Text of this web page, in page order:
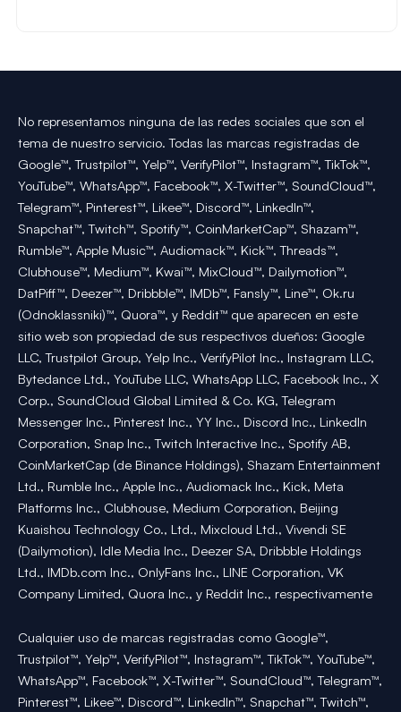
No representamos ninguna de las redes sociales que son el
tema de nuestro servicio. Todas las marcas registradas de
Google™, Trustpilot™, Yelp™, VerifyPilot™, Instagram™, TikTok™,
YouTube™, WhatsApp™, Facebook™, X-Twitter™, SoundCloud™,
Telegram™, Pinterest™, Likee™, Discord™, LinkedIn™,
Snapchat™, Twitch™, Spotify™, CoinMarketCap™, Shazam™,
Rumble™, Apple Music™, Audiomack™, Kick™, Threads™,
Clubhouse™, Medium™, Kwai™, MixCloud™, Dailymotion™,
DatPiff™, Deezer™, Dribbble™, IMDb™, Fansly™, Line™, Ok.ru
(Odnoklassniki)™, Quora™, y Reddit™ que aparecen en este
sitio web son propiedad de sus respectivos dueños: Google
LLC, Trustpilot Group, Yelp Inc., VerifyPilot Inc., Instagram LLC,
Bytedance Ltd., YouTube LLC, WhatsApp LLC, Facebook Inc., X
Corp., SoundCloud Global Limited & Co. KG, Telegram
Messenger Inc., Pinterest Inc., YY Inc., Discord Inc., LinkedIn
Corporation, Snap Inc., Twitch Interactive Inc., Spotify AB,
CoinMarketCap (de Binance Holdings), Shazam Entertainment
Ltd., Rumble Inc., Apple Inc., Audiomack Inc., Kick, Meta
Platforms Inc., Clubhouse, Medium Corporation, Beijing
Kuaishou Technology Co., Ltd., Mixcloud Ltd., Vivendi SE
(Dailymotion), Idle Media Inc., Deezer SA, Dribbble Holdings
Ltd., IMDb.com Inc., OnlyFans Inc., LINE Corporation, VK
Company Limited, Quora Inc., y Reddit Inc., respectivamente
Cualquier uso de marcas registradas como Google™,
Trustpilot™, Yelp™, VerifyPilot™, Instagram™, TikTok™, YouTube™,
WhatsApp™, Facebook™, X-Twitter™, SoundCloud™, Telegram™,
Pinterest™, Likee™, Discord™, LinkedIn™, Snapchat™, Twitch™,